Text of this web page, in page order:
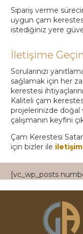
Sipariş verme
uygun çam
istediğiniz yere
İletişime Geçin
Sorularınızı
sağlamak için her
kerestesi
Kaliteli çam
projelerinizde doğal
çalışmanın keyfini
Çam Kerestesi
için bizler ile
[vc_wp_posts